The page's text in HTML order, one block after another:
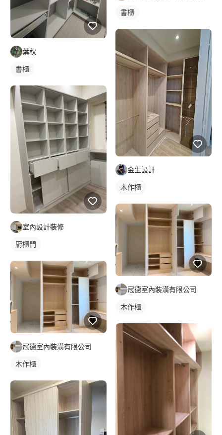
葉秋
書櫃
室內設計裝修
廚櫃門
冠德室內裝潢有限公司
木作櫃
書櫃
金生設計
木作櫃
冠德室內裝潢有限公司
木作櫃